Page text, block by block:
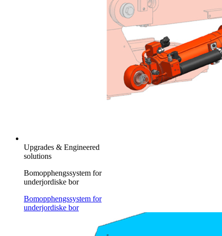
Upgrades & Engineered
solutions
Bomopphengssystem for
underjordiske bor
Bomopphengssystem for
underjordiske bor